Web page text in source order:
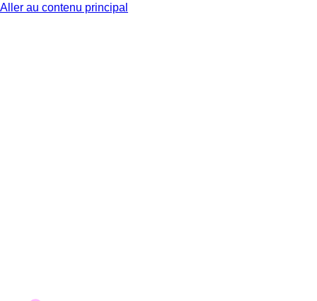
Aller au contenu principal